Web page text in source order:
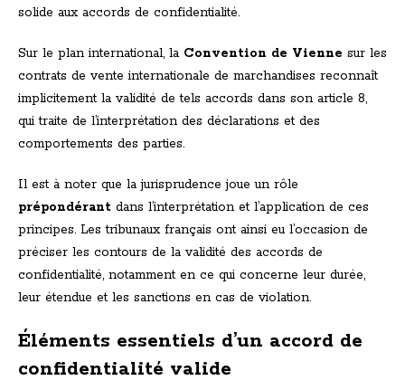
solide aux accords de confidentialité.
Sur le plan international, la Convention de Vienne sur les
contrats de vente internationale de marchandises reconnaît
implicitement la validité de tels accords dans son article 8,
qui traite de l’interprétation des déclarations et des
comportements des parties.
Il est à noter que la jurisprudence joue un rôle
prépondérant dans l’interprétation et l’application de ces
principes. Les tribunaux français ont ainsi eu l’occasion de
préciser les contours de la validité des accords de
confidentialité, notamment en ce qui concerne leur durée,
leur étendue et les sanctions en cas de violation.
Éléments essentiels d’un accord de
confidentialité valide